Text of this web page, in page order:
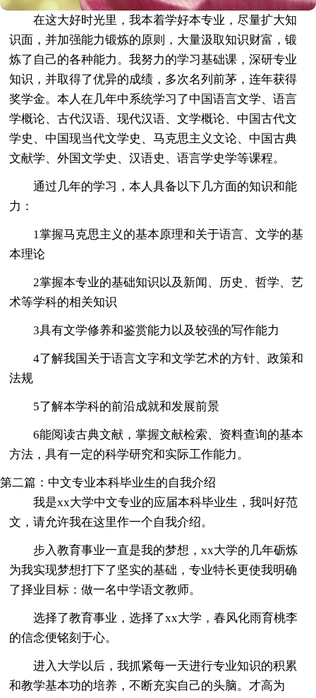
在这大好时光里，我本着学好本专业，尽量扩大知
识面，并加强能力锻炼的原则，大量汲取知识财富，锻
炼了自己的各种能力。我努力的学习基础课，深研专业
知识，并取得了优异的成绩，多次名列前茅，连年获得
奖学金。本人在几年中系统学习了中国语言文学、语言
学概论、古代汉语、现代汉语、文学概论、中国古代文
学史、中国现当代文学史、马克思主义文论、中国古典
文献学、外国文学史、汉语史、语言学史学等课程。
通过几年的学习，本人具备以下几方面的知识和能
力：
1掌握马克思主义的基本原理和关于语言、文学的基
本理论
2掌握本专业的基础知识以及新闻、历史、哲学、艺
术等学科的相关知识
3具有文学修养和鉴赏能力以及较强的写作能力
4了解我国关于语言文字和文学艺术的方针、政策和
法规
5了解本学科的前沿成就和发展前景
6能阅读古典文献，掌握文献检索、资料查询的基本
方法，具有一定的科学研究和实际工作能力。
第二篇：中文专业本科毕业生的自我介绍
我是xx大学中文专业的应届本科毕业生，我叫好范
文，请允许我在这里作一个自我介绍。
步入教育事业一直是我的梦想，xx大学的几年砺炼
为我实现梦想打下了坚实的基础，专业特长更使我明确
了择业目标：做一名中学语文教师。
选择了教育事业，选择了xx大学，春风化雨育桃李
的信念便铭刻于心。
进入大学以后，我抓紧每一天进行专业知识的积累
和教学基本功的培养，不断充实自己的头脑。才高为